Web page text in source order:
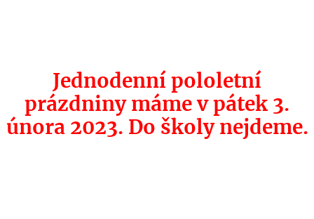
Jednodenní pololetní
prázdniny máme v pátek 3.
února 2023. Do školy nejdeme.